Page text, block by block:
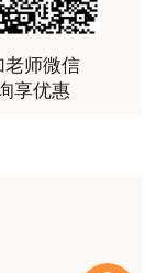
考试报名条
高等职业教
交通运输、
或高等职业教
老师微信
享优惠